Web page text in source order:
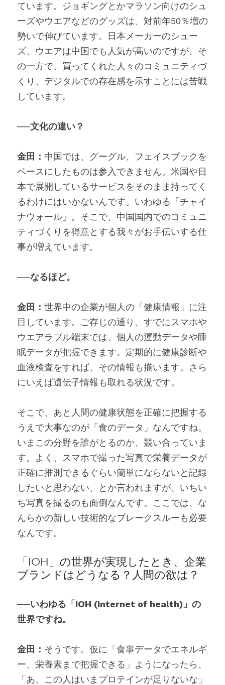
ています。ジョギングとかマラソン向けのシュ
ーズやウエアなどのグッズは、対前年50％増の
勢いで伸びています。日本メーカーのシュー
ズ、ウエアは中国でも人気が高いのですが、そ
の一方で、買ってくれた人々のコミュニティづ
くり、デジタルでの存在感を示すことには苦戦
しています。
──文化の違い？
金田： 中国では、グーグル、フェイスブックを
ベースにしたものは参入できません。米国や日
本で展開しているサービスをそのまま持ってく
るわけにはいかないんです。いわゆる「チャイ
ナウォール」。そこで、中国国内でのコミュニ
ティづくりを得意とする我々がお手伝いする仕
事が増えています。
──なるほど。
金田： 世界中の企業が個人の「健康情報」に注
目しています。ご存じの通り、すでにスマホや
ウエアラブル端末では、個人の運動データや睡
眠データが把握できます。定期的に健康診断や
血液検査をすれば、その情報も揃います。さら
にいえば遺伝子情報も取れる状況です。
そこで、あと人間の健康状態を正確に把握する
うえで大事なのが「食のデータ」なんですね。
いまこの分野を誰がとるのか、競い合っていま
す。よく、スマホで撮った写真で栄養データが
正確に推測できるぐらい簡単にならないと記録
したいと思わない、とか言われますが、いちい
ち写真を撮るのも面倒なんです。ここでは、な
んらかの新しい技術的なブレークスルーも必要
なんです。
「IOH」の世界が実現したとき、企業
ブランドはどうなる？人間の欲は？
──いわゆる「IOH (Internet of health)」の
世界ですね。
金田： そうです。仮に「食事データでエネルギ
ー、栄養素まで把握できる」ようになったら、
「あ、この人はいまプロテインが足りないな」